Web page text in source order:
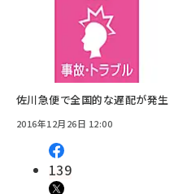
佐川急便で全国的な遅配が発生
2016年12月26日 12:00
139